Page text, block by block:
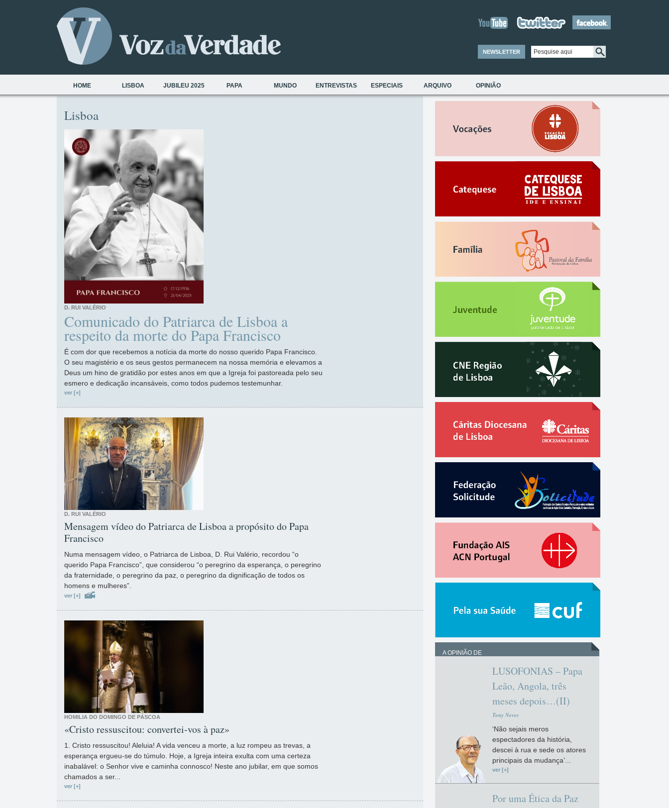
NEWSLETTER
HOME LISBOA JUBILEU 2025 PAPA MUNDO ENTREVISTAS ESPECIAIS ARQUIVO OPINIÃO
Lisboa
D. RUI VALÉRIO
Comunicado do Patriarca de Lisboa a
respeito da morte do Papa Francisco
É com dor que recebemos a notícia da morte do nosso querido Papa Francisco.
O seu magistério e os seus gestos permanecem na nossa memória e elevamos a
Deus um hino de gratidão por estes anos em que a Igreja foi pastoreada pelo seu
esmero e dedicação incansáveis, como todos pudemos testemunhar.
ver [+]
D. RUI VALÉRIO
Mensagem vídeo do Patriarca de Lisboa a propósito do Papa
Francisco
Numa mensagem vídeo, o Patriarca de Lisboa, D. Rui Valério, recordou “o
querido Papa Francisco”, que considerou “o peregrino da esperança, o peregrino
da fraternidade, o peregrino da paz, o peregrino da dignificação de todos os
homens e mulheres”.
ver [+]
HOMILIA DO DOMINGO DE PÁSCOA
«Cristo ressuscitou: convertei-vos à paz»
1. Cristo ressuscitou! Aleluia! A vida venceu a morte, a luz rompeu as trevas, a
esperança ergueu-se do túmulo. Hoje, a Igreja inteira exulta com uma certeza
inabalável: o Senhor vive e caminha connosco! Neste ano jubilar, em que somos
chamados a ser...
ver [+]
A OPINIÃO DE
LUSOFONIAS – Papa
Leão, Angola, três
meses depois…(II)
Tony Neves
‘Não sejais meros
espectadores da história,
descei à rua e sede os atores
principais da mudança’...
ver [+]
Por uma Ética da Paz